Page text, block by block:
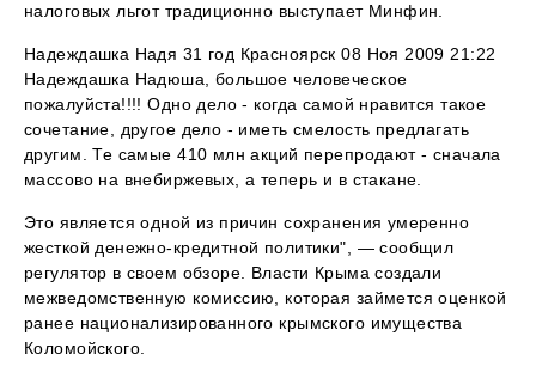
налоговых льгот традиционно выступает Минфин.
Надеждашка Надя 31 год Красноярск 08 Ноя 2009 21:22
Надеждашка Надюша, большое человеческое
пожалуйста!!!! Одно дело - когда самой нравится такое
сочетание, другое дело - иметь смелость предлагать
другим. Те самые 410 млн акций перепродают - сначала
массово на внебиржевых, а теперь и в стакане.
Это является одной из причин сохранения умеренно
жесткой денежно-кредитной политики", — сообщил
регулятор в своем обзоре. Власти Крыма создали
межведомственную комиссию, которая займется оценкой
ранее национализированного крымского имущества
Коломойского.